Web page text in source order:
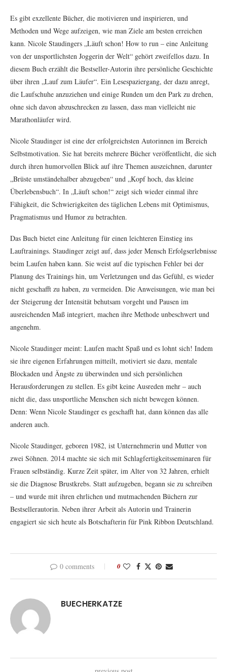
Es gibt exzellente Bücher, die motivieren und inspirieren, und
Methoden und Wege aufzeigen, wie man Ziele am besten erreichen
kann. Nicole Staudingers „Läuft schon! How to run – eine Anleitung
von der unsportlichsten Joggerin der Welt“ gehört zweifellos dazu. In
diesem Buch erzählt die Bestseller-Autorin ihre persönliche Geschichte
über ihren „Lauf zum Läufer“. Ein Lesespaziergang, der dazu anregt,
die Laufschuhe anzuziehen und einige Runden um den Park zu drehen,
ohne sich davon abzuschrecken zu lassen, dass man vielleicht nie
Marathonläufer wird.
Nicole Staudinger ist eine der erfolgreichsten Autorinnen im Bereich
Selbstmotivation. Sie hat bereits mehrere Bücher veröffentlicht, die sich
durch ihren humorvollen Blick auf ihre Themen auszeichnen, darunter
„Brüste umständehalber abzugeben“ und „Kopf hoch, das kleine
Überlebensbuch“. In „Läuft schon!“ zeigt sich wieder einmal ihre
Fähigkeit, die Schwierigkeiten des täglichen Lebens mit Optimismus,
Pragmatismus und Humor zu betrachten.
Das Buch bietet eine Anleitung für einen leichteren Einstieg ins
Lauftrainings. Staudinger zeigt auf, dass jeder Mensch Erfolgserlebnisse
beim Laufen haben kann. Sie weist auf die typischen Fehler bei der
Planung des Trainings hin, um Verletzungen und das Gefühl, es wieder
nicht geschafft zu haben, zu vermeiden. Die Anweisungen, wie man bei
der Steigerung der Intensität behutsam vorgeht und Pausen im
ausreichenden Maß integriert, machen ihre Methode unbeschwert und
angenehm.
Nicole Staudinger meint: Laufen macht Spaß und es lohnt sich! Indem
sie ihre eigenen Erfahrungen mitteilt, motiviert sie dazu, mentale
Blockaden und Ängste zu überwinden und sich persönlichen
Herausforderungen zu stellen. Es gibt keine Ausreden mehr – auch
nicht die, dass unsportliche Menschen sich nicht bewegen können.
Denn: Wenn Nicole Staudinger es geschafft hat, dann können das alle
anderen auch.
Nicole Staudinger, geboren 1982, ist Unternehmerin und Mutter von
zwei Söhnen. 2014 machte sie sich mit Schlagfertigkeitsseminaren für
Frauen selbständig. Kurze Zeit später, im Alter von 32 Jahren, erhielt
sie die Diagnose Brustkrebs. Statt aufzugeben, begann sie zu schreiben
– und wurde mit ihren ehrlichen und mutmachenden Büchern zur
Bestsellerautorin. Neben ihrer Arbeit als Autorin und Trainerin
engagiert sie sich heute als Botschafterin für Pink Ribbon Deutschland.
0 comments 0
BUECHERKATZE